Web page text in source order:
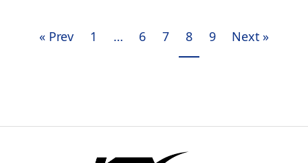
« Prev 1 … 6 7 8 9 Next »